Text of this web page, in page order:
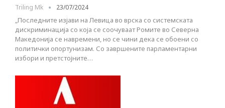
Triling Mk 23/07/2024
„Последните изјави на Левица во врска со системската
дискриминација со која се соочуваат Ромите во Северна
Македонија се навремени, но се чини дека се обоени со
политички опортунизам. Со завршените парламентарни
избори и претстојните…